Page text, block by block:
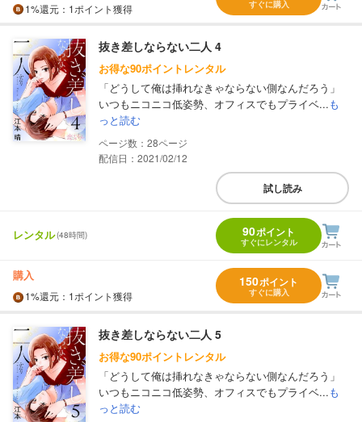
1%還元 ：1ポイント獲得 すぐに購入
抜き差しならない二人 4
お得な90ポイントレンタル
「どうして俺は挿れなきゃならない側なんだろう」
いつもニコニコ低姿勢、オフィスでもプライベ...も
っと読む
28
配信日：2021/02/12
試し読み
レンタル(48時間) 90ポイント
すぐにレンタル
購入
1%還元 ：1ポイント獲得
150ポイント
すぐに購入
抜き差しならない二人 5
お得な90ポイントレンタル
「どうして俺は挿れなきゃならない側なんだろう」
いつもニコニコ低姿勢、オフィスでもプライベ...も
っと読む